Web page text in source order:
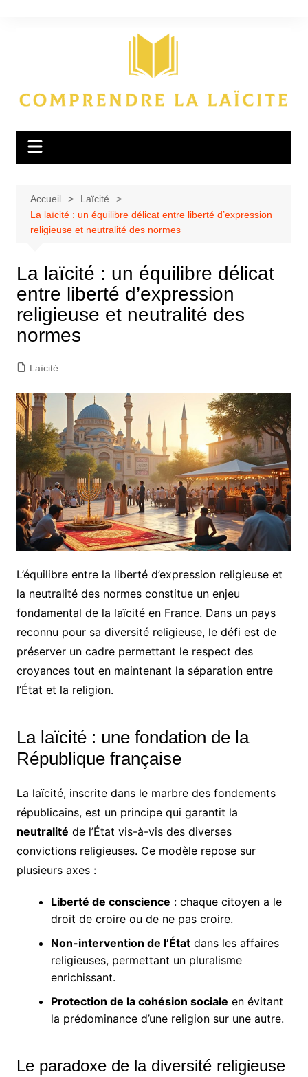
Accueil
Laïcité
La laïcité : un équilibre délicat entre liberté d’expression
religieuse et neutralité des normes
La laïcité : un équilibre délicat
entre liberté d’expression
religieuse et neutralité des
normes
Laïcité
L’équilibre entre la liberté d’expression religieuse et
la neutralité des normes constitue un enjeu
fondamental de la laïcité en France. Dans un pays
reconnu pour sa diversité religieuse, le défi est de
préserver un cadre permettant le respect des
croyances tout en maintenant la séparation entre
l’État et la religion.
La laïcité : une fondation de la
République française
La laïcité, inscrite dans le marbre des fondements
républicains, est un principe qui garantit la
neutralité de l’État vis-à-vis des diverses
convictions religieuses. Ce modèle repose sur
plusieurs axes :
Liberté de conscience : chaque citoyen a le
droit de croire ou de ne pas croire.
Non-intervention de l’Étatdans les affaires
religieuses, permettant un pluralisme
enrichissant.
Protection de la cohésion sociale en évitant
la prédominance d’une religion sur une autre.
Le paradoxe de la diversité religieuse